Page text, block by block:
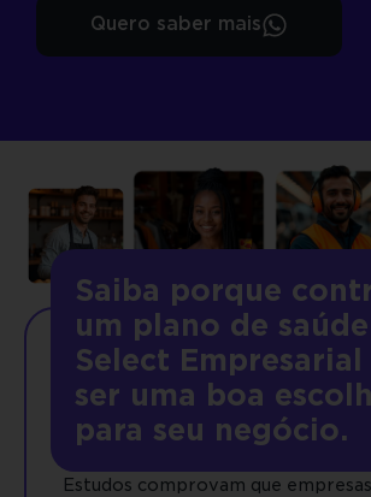
Quero saber mais
Saiba porque
um plano de saúde
Select
ser uma boa
para seu negócio.
Estudos comprovam que